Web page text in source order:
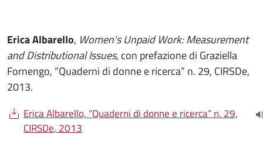
Erica Albarello, Women's Unpaid Work: Measurement
and Distributional Issues, con prefazione di Graziella
Fornengo, “Quaderni di donne e ricerca” n. 29, CIRSDe,
2013.
Document
Erica Albarello, “Quaderni di donne e ricerca” n. 29,
CIRSDe, 2013